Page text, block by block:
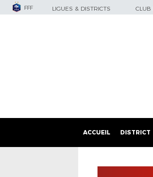
FFF LIGUES & DISTRICTS CLUB
ACCUEIL DISTRICT